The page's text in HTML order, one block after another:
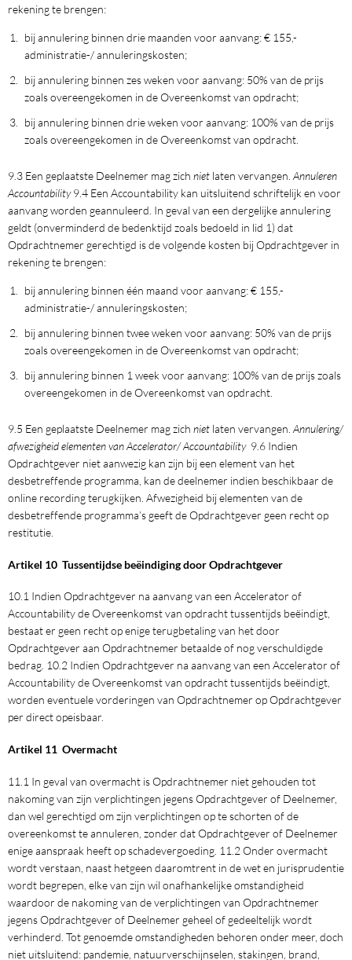
rekening te brengen:
bij annulering binnen drie maanden voor aanvang: € 155,-
administratie-/ annuleringskosten;
bij annulering binnen zes weken voor aanvang: 50% van de prijs
zoals overeengekomen in de Overeenkomst van opdracht;
bij annulering binnen drie weken voor aanvang: 100% van de prijs
zoals overeengekomen in de Overeenkomst van opdracht.
9.3 Een geplaatste Deelnemer mag zich niet laten vervangen. Annuleren
Accountability9.4 Een Accountability kan uitsluitend schriftelijk en voor
aanvang worden geannuleerd. In geval van een dergelijke annulering
geldt (onverminderd de bedenktijd zoals bedoeld in lid 1) dat
Opdrachtnemer gerechtigd is de volgende kosten bij Opdrachtgever in
rekening te brengen:
bij annulering binnen één maand voor aanvang: € 155,-
administratie-/ annuleringskosten;
bij annulering binnen twee weken voor aanvang: 50% van de prijs
zoals overeengekomen in de Overeenkomst van opdracht;
bij annulering binnen 1 week voor aanvang: 100% van de prijs zoals
overeengekomen in de Overeenkomst van opdracht.
9.5 Een geplaatste Deelnemer mag zich niet laten vervangen. Annulering/
afwezigheid elementen van Accelerator/ Accountability 9.6 Indien
Opdrachtgever niet aanwezig kan zijn bij een element van het
desbetreffende programma, kan de deelnemer indien beschikbaar de
online recording terugkijken. Afwezigheid bij elementen van de
desbetreffende programma’s geeft de Opdrachtgever geen recht op
restitutie.
Artikel 10 Tussentijdse beëindiging door Opdrachtgever
10.1 Indien Opdrachtgever na aanvang van een Accelerator of
Accountability de Overeenkomst van opdracht tussentijds beëindigt,
bestaat er geen recht op enige terugbetaling van het door
Opdrachtgever aan Opdrachtnemer betaalde of nog verschuldigde
bedrag. 10.2 Indien Opdrachtgever na aanvang van een Accelerator of
Accountability de Overeenkomst van opdracht tussentijds beëindigt,
worden eventuele vorderingen van Opdrachtnemer op Opdrachtgever
per direct opeisbaar.
Artikel 11 Overmacht
11.1 In geval van overmacht is Opdrachtnemer niet gehouden tot
nakoming van zijn verplichtingen jegens Opdrachtgever of Deelnemer,
dan wel gerechtigd om zijn verplichtingen op te schorten of de
overeenkomst te annuleren, zonder dat Opdrachtgever of Deelnemer
enige aanspraak heeft op schadevergoeding. 11.2 Onder overmacht
wordt verstaan, naast hetgeen daaromtrent in de wet en jurisprudentie
wordt begrepen, elke van zijn wil onafhankelijke omstandigheid
waardoor de nakoming van de verplichtingen van Opdrachtnemer
jegens Opdrachtgever of Deelnemer geheel of gedeeltelijk wordt
verhinderd. Tot genoemde omstandigheden behoren onder meer, doch
niet uitsluitend: pandemie, natuurverschijnselen, stakingen, brand,